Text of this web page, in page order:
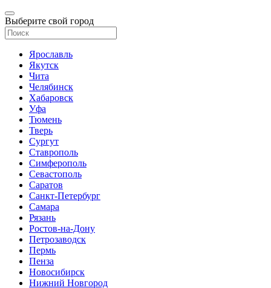
Выберите свой город
Ярославль
Якутск
Чита
Челябинск
Хабаровск
Уфа
Тюмень
Тверь
Сургут
Ставрополь
Симферополь
Севастополь
Саратов
Санкт-Петербург
Самара
Рязань
Ростов-на-Дону
Петрозаводск
Пермь
Пенза
Новосибирск
Нижний Новгород